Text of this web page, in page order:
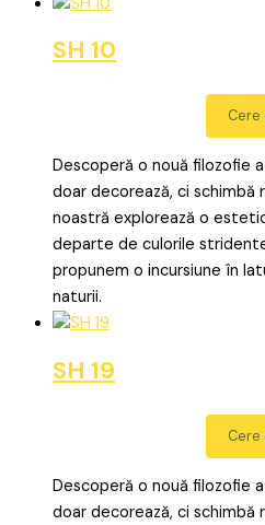
SH 10
Cere
Descoperă o nouă filozofie
doar decorează, ci
noastră explorează o
departe de culorile
propunem o incursiune în
naturii.
SH 19
Cere
Descoperă o nouă filozofie
doar decorează, ci